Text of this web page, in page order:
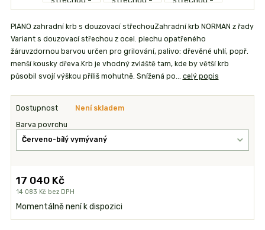
PIANO zahradní krb s douzovací střechouZahradní krb NORMAN z řady
Variant s douzovací střechou z ocel. plechu opatřeného
žáruvzdornou barvou určen pro grilování, palivo: dřevěné uhlí, popř.
menší kousky dřeva.Krb je vhodný zvláště tam, kde by větší krb
působil svojí výškou příliš mohutně. Snížená po... celý popis
Dostupnost Není skladem
Barva povrchu
17 040 Kč
14 083 Kč bez DPH
Momentálně není k dispozici